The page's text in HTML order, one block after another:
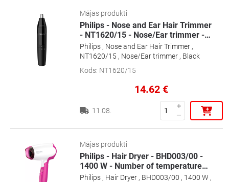
Mājas produkti
Philips - Nose and Ear Hair Trimmer
- NT1620/15 - Nose/Ear trimmer -…
Philips , Nose and Ear Hair Trimmer ,
NT1620/15 , Nose/Ear trimmer , Black
Kods: NT1620/15
14.62 €
11.08.
Mājas produkti
Philips - Hair Dryer - BHD003/00 -
1400 W - Number of temperature…
Philips , Hair Dryer , BHD003/00 , 1400 W ,